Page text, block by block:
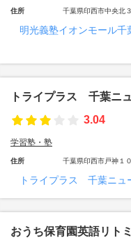
住所 千葉県印西市中央北
明光義塾イオンモール
トライプラス 千葉ニ
3.04
学習塾・塾
住所 千葉県印西市戸神１
トライプラス 千葉ニュ
おうち保育園英語リト